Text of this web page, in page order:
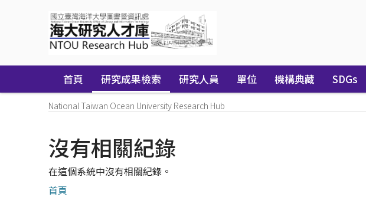
首頁 研究成果檢索 研究人員 單位 機構典藏 SDGs
National Taiwan Ocean University Research Hub
沒有相關紀錄
在這個系統中沒有相關紀錄。
首頁